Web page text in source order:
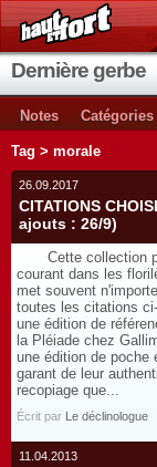
Dernière gerbe
Notes Catégories
Tag > morale
26.09.2017
CITATIONS
ajouts : 26/9)
Cette collection
courant dans les
met souvent
toutes les citations
une édition de
la Pléiade chez
une édition de poche
garant de leur
recopiage que...
Écrit par Le déclinologue
11.04.2013